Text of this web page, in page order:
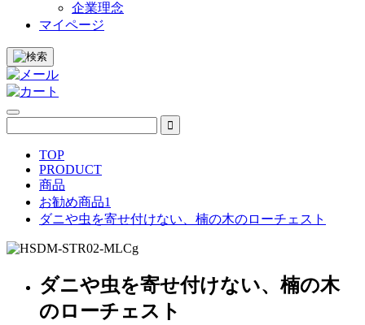
企業理念
マイページ
TOP
PRODUCT
商品
お勧め商品1
ダニや虫を寄せ付けない、楠の木のローチェスト
ダニや虫を寄せ付けない、楠の木
のローチェスト